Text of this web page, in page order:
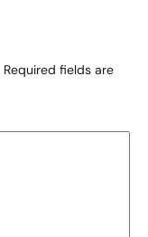
Required fields are